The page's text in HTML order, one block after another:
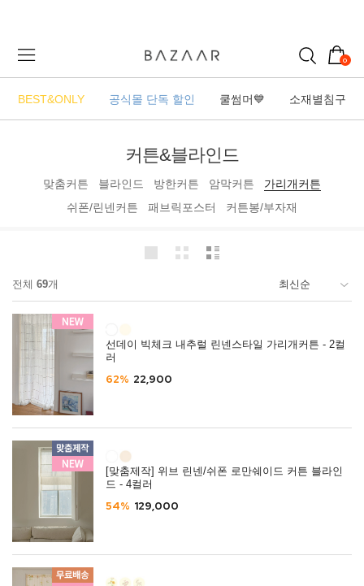
0
BEST&ONLY 공식몰 단독 할인 쿨썸머💙 소재별침구
커튼&블라인드
맞춤커튼 블라인드 방한커튼 암막커튼
가리개커튼
쉬폰/린넨커튼
패브릭포스터 커튼봉/부자재
전체 69개
선데이 빅체크 내추럴 린넨스타일 가리개커튼 - 2컬
러
62% 22,900
[맞춤제작] 위브 린넨/쉬폰 로만쉐이드 커튼 블라인
드 - 4컬러
54% 129,000